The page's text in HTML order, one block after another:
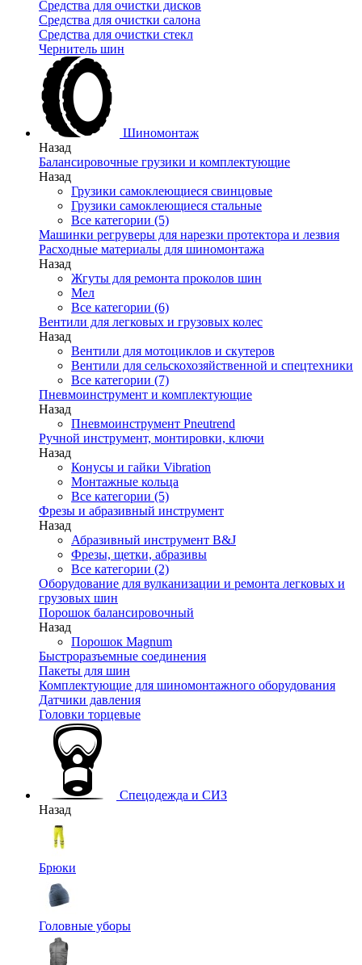
Средства для очистки дисков
Средства для очистки салона
Средства для очистки стекл
Чернитель шин
Шиномонтаж
Назад
Балансировочные грузики и комплектующие
Назад
Грузики самоклеющиеся свинцовые
Грузики самоклеющиеся стальные
Все категории (5)
Машинки регруверы для нарезки протектора и лезвия
Расходные материалы для шиномонтажа
Назад
Жгуты для ремонта проколов шин
Мел
Все категории (6)
Вентили для легковых и грузовых колес
Назад
Вентили для мотоциклов и скутеров
Вентили для сельскохозяйственной и спецтехники
Все категории (7)
Пневмоинструмент и комплектующие
Назад
Пневмоинструмент Pneutrend
Ручной инструмент, монтировки, ключи
Назад
Конусы и гайки Vibration
Монтажные кольца
Все категории (5)
Фрезы и абразивный инструмент
Назад
Абразивный инструмент B&J
Фрезы, щетки, абразивы
Все категории (2)
Оборудование для вулканизации и ремонта легковых и
грузовых шин
Порошок балансировочный
Назад
Порошок Magnum
Быстроразъемные соединения
Пакеты для шин
Комплектующие для шиномонтажного оборудования
Датчики давления
Головки торцевые
Спецодежда и СИЗ
Назад
Брюки
Головные уборы